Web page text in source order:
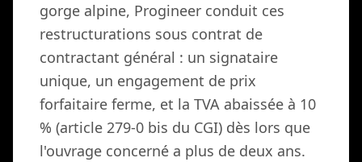
gorge alpine, Progineer conduit ces
restructurations sous contrat de
contractant général : un signataire
unique, un engagement de prix
forfaitaire ferme, et la TVA abaissée à 10
% (article 279-0 bis du CGI) dès lors que
l'ouvrage concerné a plus de deux ans.